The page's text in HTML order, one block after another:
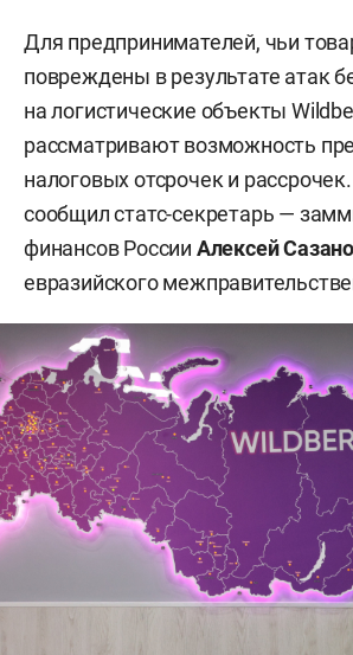
Для предпринимателей, чьи
повреждены в результате атак
на логистические объекты
рассматривают возможность
налоговых отсрочек и
сообщил статс-секретарь —
финансов России Алексей
евразийского